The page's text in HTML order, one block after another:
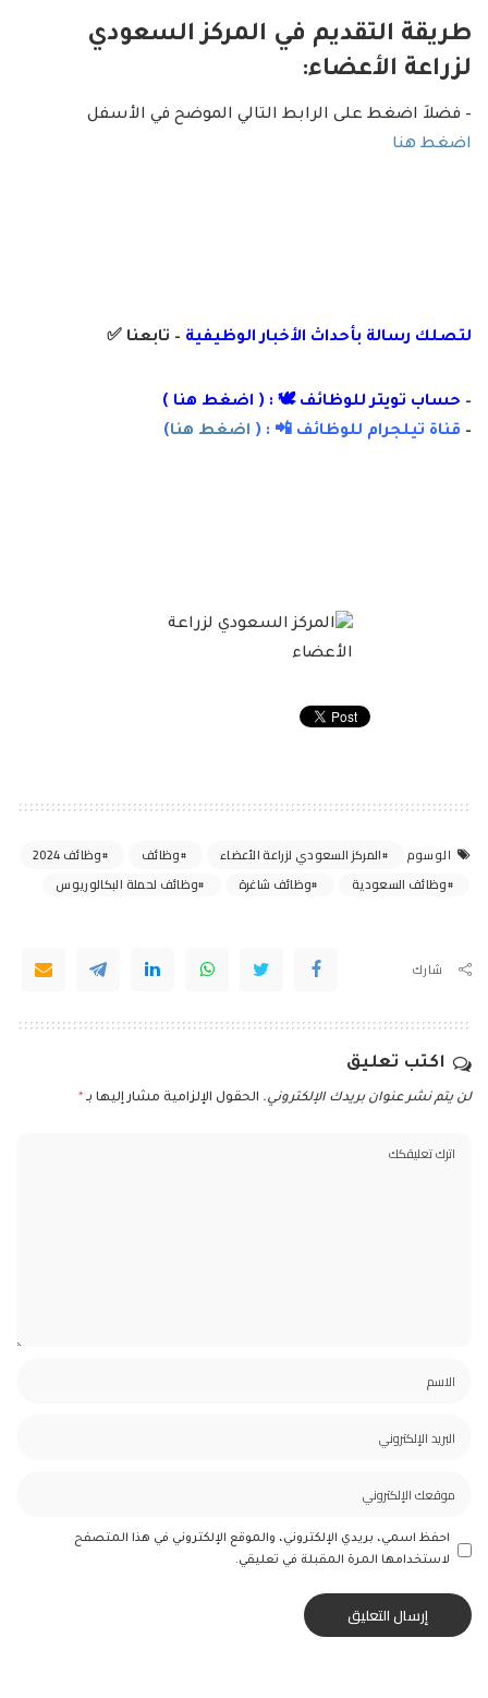
طريقة التقديم في المركز السعودي
لزراعة الأعضاء:
– فضلاَ اضغط على الرابط التالي الموضح في الأسفل
اضغط هنا
لتصلك رسالة بأحداث الأخبار الوظيفية – تابعنا ✅
– حساب تويتر للوظائف 🕊 : ( اضغط هنا )
– قناة تيلجرام للوظائف 📲 : ( اضغط هنا)
الوسوم المركز السعودي لزراعة الأعضاء وظائف
وظائف 2024
وظائف السعودية
وظائف شاغرة وظائف لحملة البكالوريوس
شارك
اكتب تعليق
لن يتم نشر عنوان بريدك الإلكتروني. الحقول الإلزامية مشار إليها بـ *
احفظ اسمي، بريدي الإلكتروني، والموقع الإلكتروني في هذا المتصفح
لاستخدامها المرة المقبلة في تعليقي.